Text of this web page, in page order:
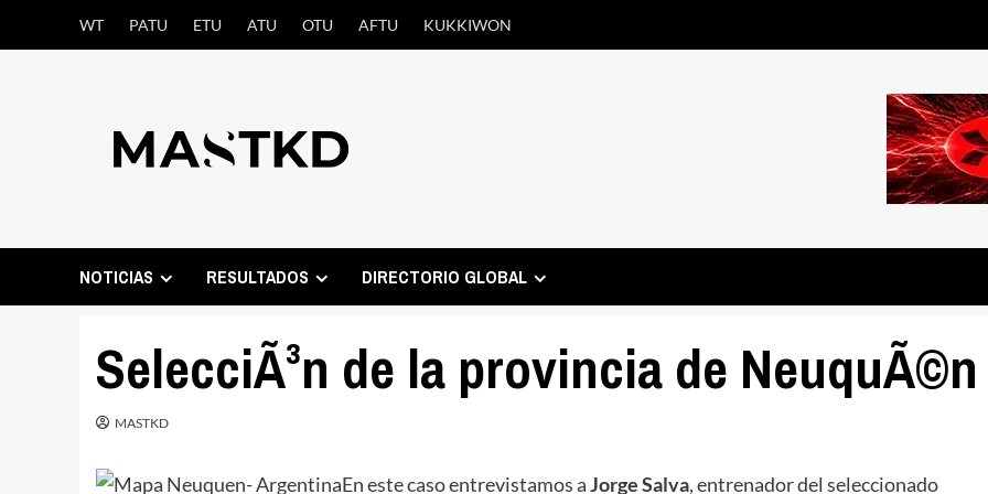
WT PATU ETU ATU OTU AFTU KUKKIWON
NOTICIAS RESULTADOS DIRECTORIO GLOBAL
SelecciÃ³n de la provincia de NeuquÃ©n
MASTKD
En este caso entrevistamos aJorge Salva, entrenador del seleccionado